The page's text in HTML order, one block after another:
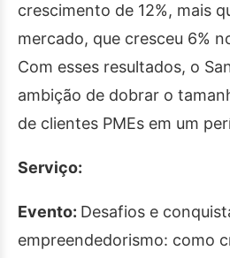
crescimento de 12%, mais
mercado, que cresceu 6%
Com esses resultados, o
ambição de dobrar o
de clientes PMEs em um
Serviço:
Evento: Desafios e
empreendedorismo: como